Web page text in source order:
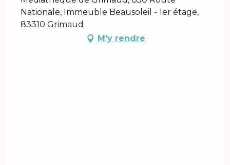
Nationale, Immeuble Beausoleil - 1er étage,
83310 Grimaud
M'y rendre